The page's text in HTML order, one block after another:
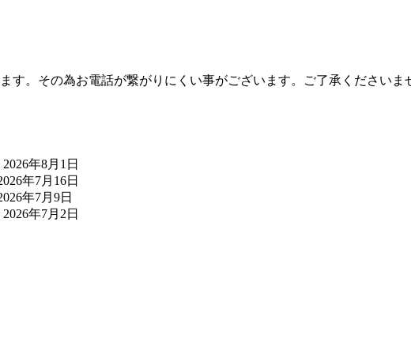
す。その為お電話が繋がりにくい事がございます。ご了承くださいま
2026年8月1日
年7月16日
年7月9日
2026年7月2日